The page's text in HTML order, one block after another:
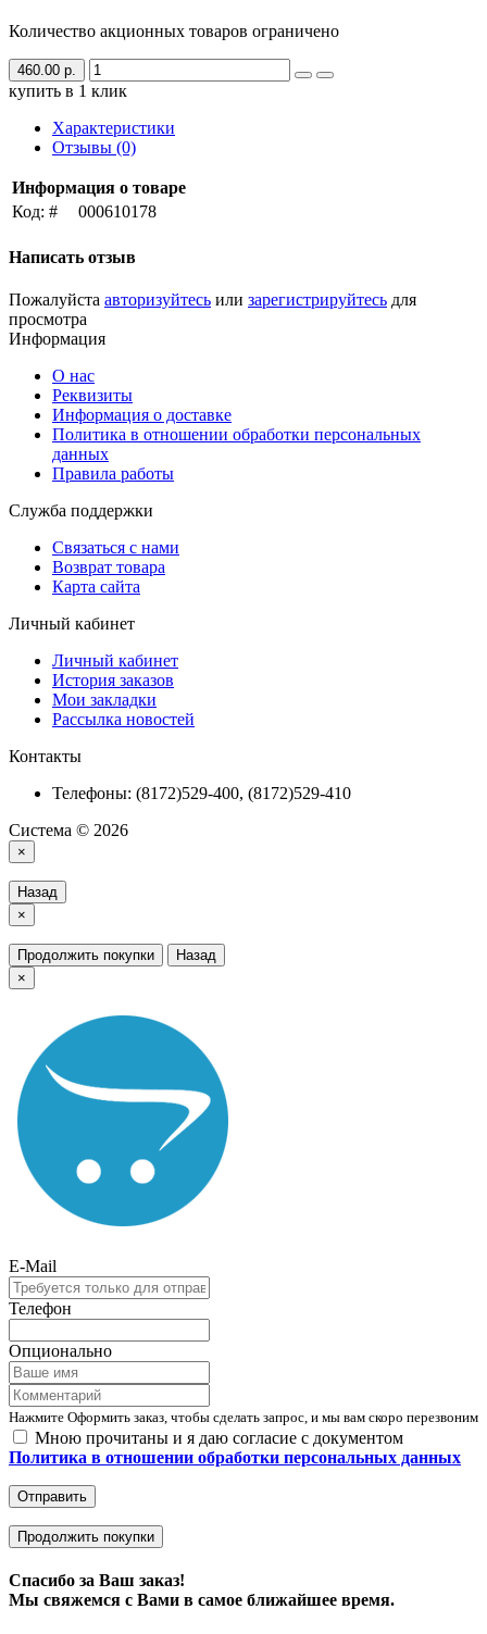
Количество акционных товаров ограничено
460.00 р.
купить в 1 клик
Характеристики
Отзывы (0)
Информация о товаре
Код: #
000610178
Написать отзыв
Пожалуйста авторизуйтесь или зарегистрируйтесь для
просмотра
Информация
О нас
Реквизиты
Информация о доставке
Политика в отношении обработки персональных
данных
Правила работы
Служба поддержки
Связаться с нами
Возврат товара
Карта сайта
Личный кабинет
Личный кабинет
История заказов
Мои закладки
Рассылка новостей
Контакты
Телефоны: (8172)529-400, (8172)529-410
Система © 2026
×
Назад
×
Продолжить покупки
Назад
×
E-Mail
Телефон
Опционально
Нажмите Оформить заказ, чтобы сделать запрос, и мы вам скоро перезвоним
Мною прочитаны и я даю согласие с документом
Политика в отношении обработки персональных данных
Отправить
Продолжить покупки
Спасибо за Ваш заказ!
Мы свяжемся с Вами в самое ближайшее время.